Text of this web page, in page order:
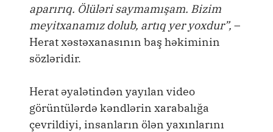
aparırıq. Ölüləri saymamışam. Bizim
meyitxanamız dolub, artıq yer yoxdur”, –
Herat xəstəxanasının baş həkiminin
sözləridir.
Herat əyalətindən yayılan video
görüntülərdə kəndlərin xarabalığa
çevrildiyi, insanların ölən yaxınlarını